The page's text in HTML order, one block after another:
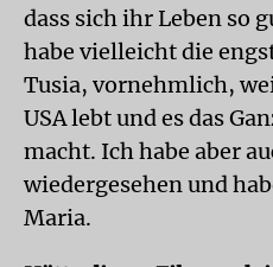
dass sich ihr Leben so
habe vielleicht die
Tusia, vornehmlich,
USA lebt und es das
macht. Ich habe aber
wiedergesehen und
Maria.